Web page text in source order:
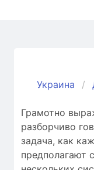
Украина
Грамотно
разборчиво
задача, как
предполагают